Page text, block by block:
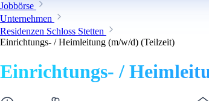
Jobbörse
Unternehmen
Residenzen Schloss Stetten
Einrichtungs- / Heimleitung (m/w/d) (Teilzeit)
Einrichtungs- /